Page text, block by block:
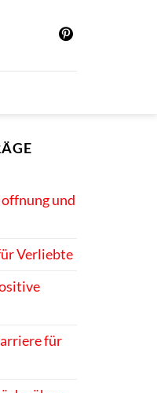
und
Verliebte
für